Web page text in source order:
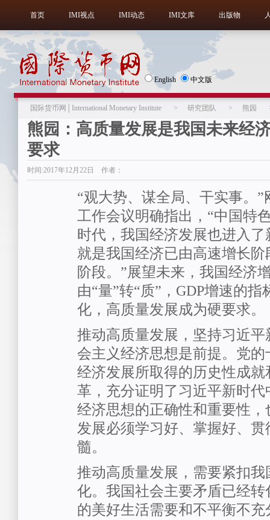
首页 IMI视点 IMI动态 IMI文库 出版物
English 中文版
国际货币网│International Monetary Institute > 研究团队 > 熊园
熊园：高质量发展是我国未来经
要求
时间:2017年12月22日 作者：
“观大势、谋全局、干实事。
工作会议明确指出，“中国特
时代，我国经济发展也进入
就是我国经济已由高速增长
阶段。”展望未来，我国经济
由“量”转“质”，GDP增速的
化，高质量发展成为硬要求。
推动高质量发展，坚持习近
会主义经济思想是前提。党
经济发展所取得的历史性成
革，充分证明了习近平新时
经济思想的正确性和重要性
发展必须学习好、掌握好、
髓。
推动高质量发展，需要紧扣
化。我国社会主要矛盾已经
的美好生活需要和不平衡不